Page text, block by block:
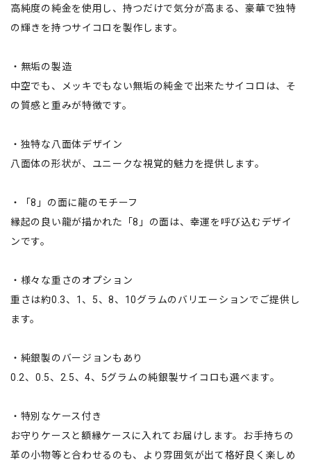
高純度の純金を使用し、持つだけで気分が高まる、豪華で独特
の輝きを持つサイコロを製作します。
・無垢の製造
中空でも、メッキでもない無垢の純金で出来たサイコロは、そ
の質感と重みが特徴です。
・独特な八面体デザイン
八面体の形状が、ユニークな視覚的魅力を提供します。
・「8」の面に龍のモチーフ
縁起の良い龍が描かれた「8」の面は、幸運を呼び込むデザイ
ンです。
・様々な重さのオプション
重さは約0.3、1、5、8、10グラムのバリエーションでご提供し
ます。
・純銀製のバージョンもあり
0.2、0.5、2.5、4、5グラムの純銀製サイコロも選べます。
・特別なケース付き
お守りケースと額縁ケースに入れてお届けします。お手持ちの
革の小物等と合わせるのも、より雰囲気が出て格好良く楽しめ